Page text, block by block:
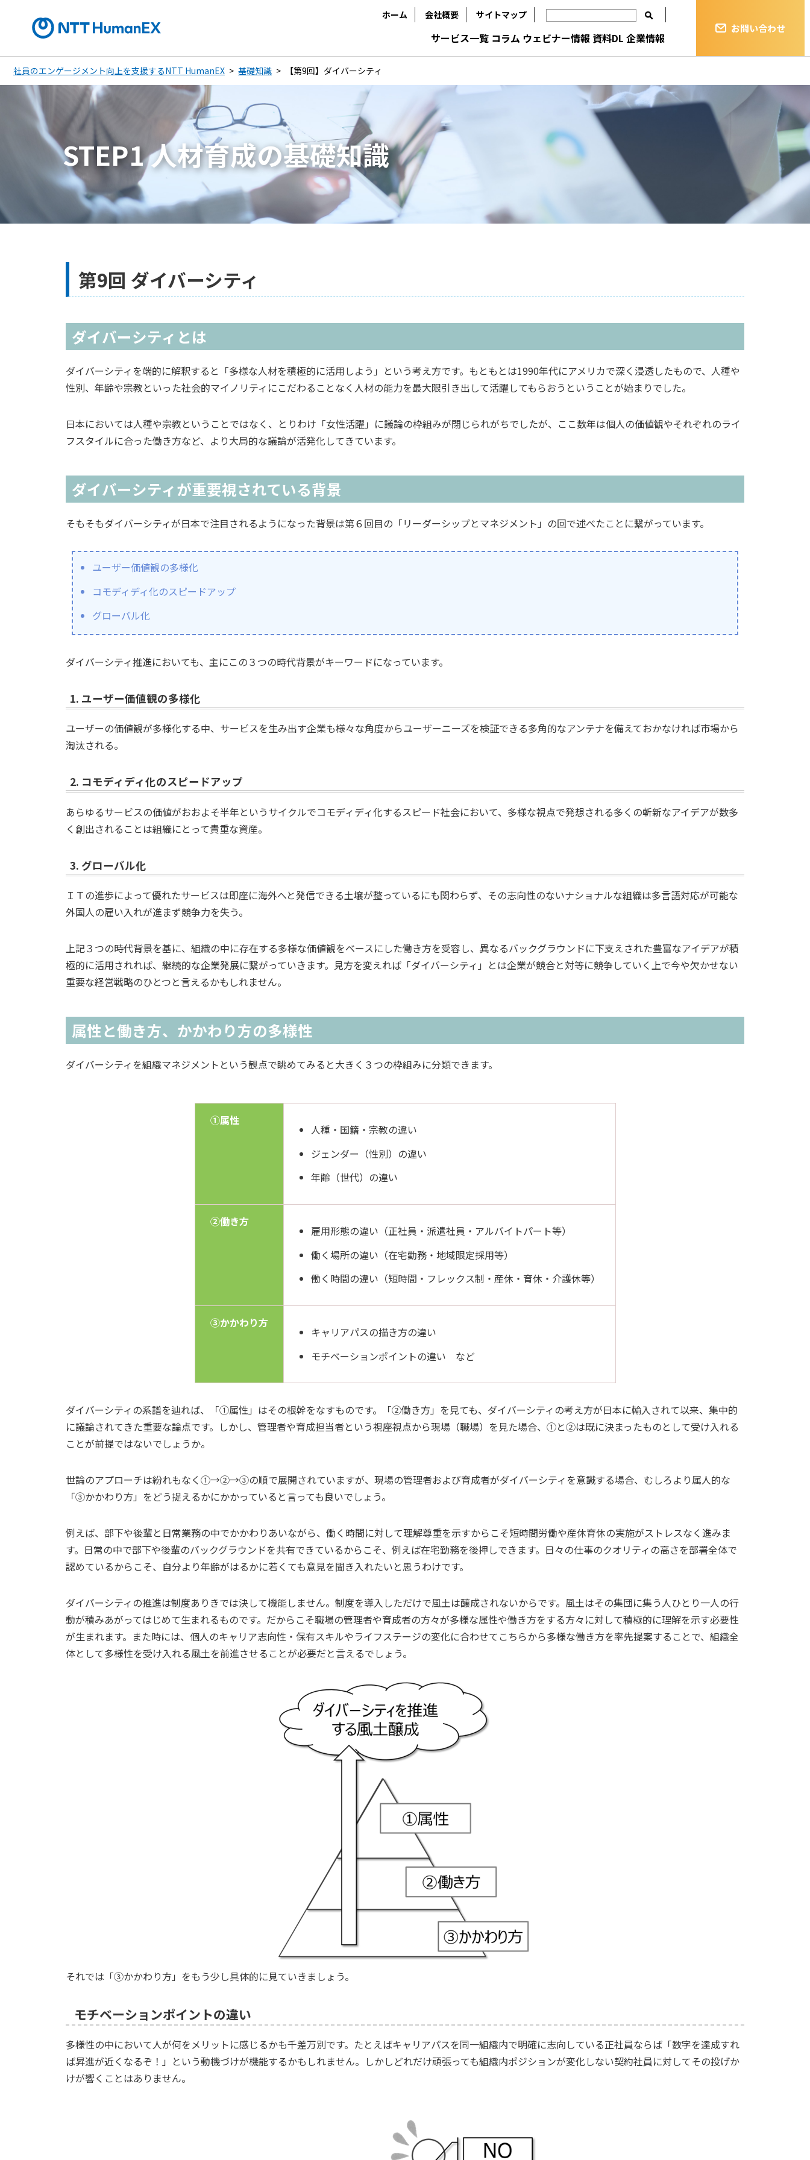
ホーム 会社概要 サイトマップ
サービス一覧 コラム ウェビナー情報 資料DL 企業情報
お問い合わせ
社員のエンゲージメント向上を支援するNTT HumanEX 基礎知識 【第9回】ダイバーシティ
STEP1 人材育成の基礎知識
第9回 ダイバーシティ
ダイバーシティとは
ダイバーシティを端的に解釈すると「多様な人材を積極的に活用しよう」という考え方です。もともとは1990年代にアメリカで深く浸透したもので、人種や
性別、年齢や宗教といった社会的マイノリティにこだわることなく人材の能力を最大限引き出して活躍してもらおうということが始まりでした。
日本においては人種や宗教ということではなく、とりわけ「女性活躍」に議論の枠組みが閉じられがちでしたが、ここ数年は個人の価値観やそれぞれのライ
フスタイルに合った働き方など、より大局的な議論が活発化してきています。
ダイバーシティが重要視されている背景
そもそもダイバーシティが日本で注目されるようになった背景は第６回目の「リーダーシップとマネジメント」の回で述べたことに繋がっています。
ユーザー価値観の多様化
コモディディ化のスピードアップ
グローバル化
ダイバーシティ推進においても、主にこの３つの時代背景がキーワードになっています。
1. ユーザー価値観の多様化
ユーザーの価値観が多様化する中、サービスを生み出す企業も様々な角度からユーザーニーズを検証できる多角的なアンテナを備えておかなければ市場から
淘汰される。
2. コモディディ化のスピードアップ
あらゆるサービスの価値がおおよそ半年というサイクルでコモディディ化するスピード社会において、多様な視点で発想される多くの斬新なアイデアが数多
く創出されることは組織にとって貴重な資産。
3. グローバル化
ＩＴの進歩によって優れたサービスは即座に海外へと発信できる土壌が整っているにも関わらず、その志向性のないナショナルな組織は多言語対応が可能な
外国人の雇い入れが進まず競争力を失う。
上記３つの時代背景を基に、組織の中に存在する多様な価値観をベースにした働き方を受容し、異なるバックグラウンドに下支えされた豊富なアイデアが積
極的に活用されれば、継続的な企業発展に繋がっていきます。見方を変えれば「ダイバーシティ」とは企業が競合と対等に競争していく上で今や欠かせない
重要な経営戦略のひとつと言えるかもしれません。
属性と働き方、かかわり方の多様性
ダイバーシティを組織マネジメントという観点で眺めてみると大きく３つの枠組みに分類できます。
①属性
人種・国籍・宗教の違い
ジェンダー（性別）の違い
年齢（世代）の違い
②働き方
雇用形態の違い（正社員・派遣社員・アルバイトパート等）
働く場所の違い（在宅勤務・地域限定採用等）
働く時間の違い（短時間・フレックス制・産休・育休・介護休等）
③かかわり方
キャリアパスの描き方の違い
モチベーションポイントの違い など
ダイバーシティの系譜を辿れば、「①属性」はその根幹をなすものです。「②働き方」を見ても、ダイバーシティの考え方が日本に輸入されて以来、集中的
に議論されてきた重要な論点です。しかし、管理者や育成担当者という視座視点から現場（職場）を見た場合、①と②は既に決まったものとして受け入れる
ことが前提ではないでしょうか。
世論のアプローチは紛れもなく①→②→③の順で展開されていますが、現場の管理者および育成者がダイバーシティを意識する場合、むしろより属人的な
「③かかわり方」をどう捉えるかにかかっていると言っても良いでしょう。
例えば、部下や後輩と日常業務の中でかかわりあいながら、働く時間に対して理解尊重を示すからこそ短時間労働や産休育休の実施がストレスなく進みま
す。日常の中で部下や後輩のバックグラウンドを共有できているからこそ、例えば在宅勤務を後押しできます。日々の仕事のクオリティの高さを部署全体で
認めているからこそ、自分より年齢がはるかに若くても意見を聞き入れたいと思うわけです。
ダイバーシティの推進は制度ありきでは決して機能しません。制度を導入しただけで風土は醸成されないからです。風土はその集団に集う人ひとり一人の行
動が積みあがってはじめて生まれるものです。だからこそ職場の管理者や育成者の方々が多様な属性や働き方をする方々に対して積極的に理解を示す必要性
が生まれます。また時には、個人のキャリア志向性・保有スキルやライフステージの変化に合わせてこちらから多様な働き方を率先提案することで、組織全
体として多様性を受け入れる風土を前進させることが必要だと言えるでしょう。
それでは「③かかわり方」をもう少し具体的に見ていきましょう。
モチベーションポイントの違い
多様性の中において人が何をメリットに感じるかも千差万別です。たとえばキャリアパスを同一組織内で明確に志向している正社員ならば「数字を達成すれ
ば昇進が近くなるぞ！」という動機づけが機能するかもしれません。しかしどれだけ頑張っても組織内ポジションが変化しない契約社員に対してその投げか
けが響くことはありません。